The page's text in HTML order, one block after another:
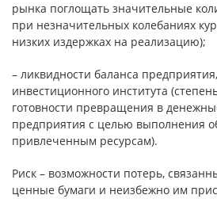
рынка поглощать значительные
при незначительных колебаниях
низких издержках на реализацию);
– ликвидности баланса
инвестиционного института
готовности превращения в
предприятия с целью выполнения
привлеченным ресурсам).
Риск – возможности потерь,
ценные бумаги и неизбежно им